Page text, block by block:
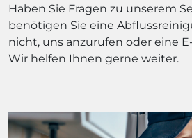
Haben Sie Fragen zu unserem
benötigen Sie eine
nicht, uns anzurufen oder eine
Wir helfen Ihnen gerne weiter.